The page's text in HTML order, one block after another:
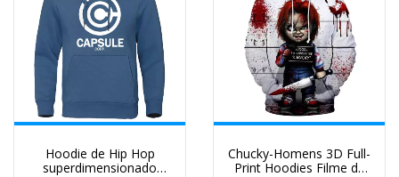
Hoodie de Hip Hop
superdimensionado
Chucky-Homens 3D Full-
Print Hoodies Filme de